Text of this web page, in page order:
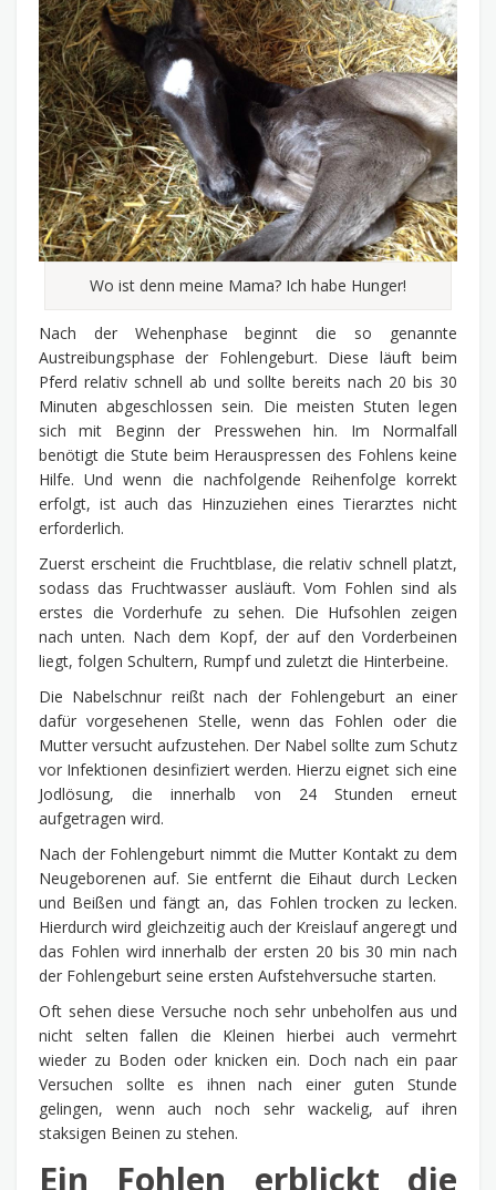
Wo ist denn meine Mama? Ich habe Hunger!
Nach der Wehenphase beginnt die so genannte
Austreibungsphase der Fohlengeburt. Diese läuft beim
Pferd relativ schnell ab und sollte bereits nach 20 bis 30
Minuten abgeschlossen sein. Die meisten Stuten legen
sich mit Beginn der Presswehen hin. Im Normalfall
benötigt die Stute beim Herauspressen des Fohlens keine
Hilfe. Und wenn die nachfolgende Reihenfolge korrekt
erfolgt, ist auch das Hinzuziehen eines Tierarztes nicht
erforderlich.
Zuerst erscheint die Fruchtblase, die relativ schnell platzt,
sodass das Fruchtwasser ausläuft. Vom Fohlen sind als
erstes die Vorderhufe zu sehen. Die Hufsohlen zeigen
nach unten. Nach dem Kopf, der auf den Vorderbeinen
liegt, folgen Schultern, Rumpf und zuletzt die Hinterbeine.
Die Nabelschnur reißt nach der Fohlengeburt an einer
dafür vorgesehenen Stelle, wenn das Fohlen oder die
Mutter versucht aufzustehen. Der Nabel sollte zum Schutz
vor Infektionen desinfiziert werden. Hierzu eignet sich eine
Jodlösung, die innerhalb von 24 Stunden erneut
aufgetragen wird.
Nach der Fohlengeburt nimmt die Mutter Kontakt zu dem
Neugeborenen auf. Sie entfernt die Eihaut durch Lecken
und Beißen und fängt an, das Fohlen trocken zu lecken.
Hierdurch wird gleichzeitig auch der Kreislauf angeregt und
das Fohlen wird innerhalb der ersten 20 bis 30 min nach
der Fohlengeburt seine ersten Aufstehversuche starten.
Oft sehen diese Versuche noch sehr unbeholfen aus und
nicht selten fallen die Kleinen hierbei auch vermehrt
wieder zu Boden oder knicken ein. Doch nach ein paar
Versuchen sollte es ihnen nach einer guten Stunde
gelingen, wenn auch noch sehr wackelig, auf ihren
staksigen Beinen zu stehen.
Ein Fohlen erblickt die